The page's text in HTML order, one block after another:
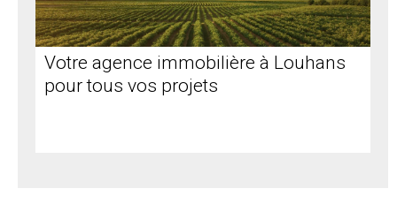
Votre agence immobilière à Louhans
pour tous vos projets